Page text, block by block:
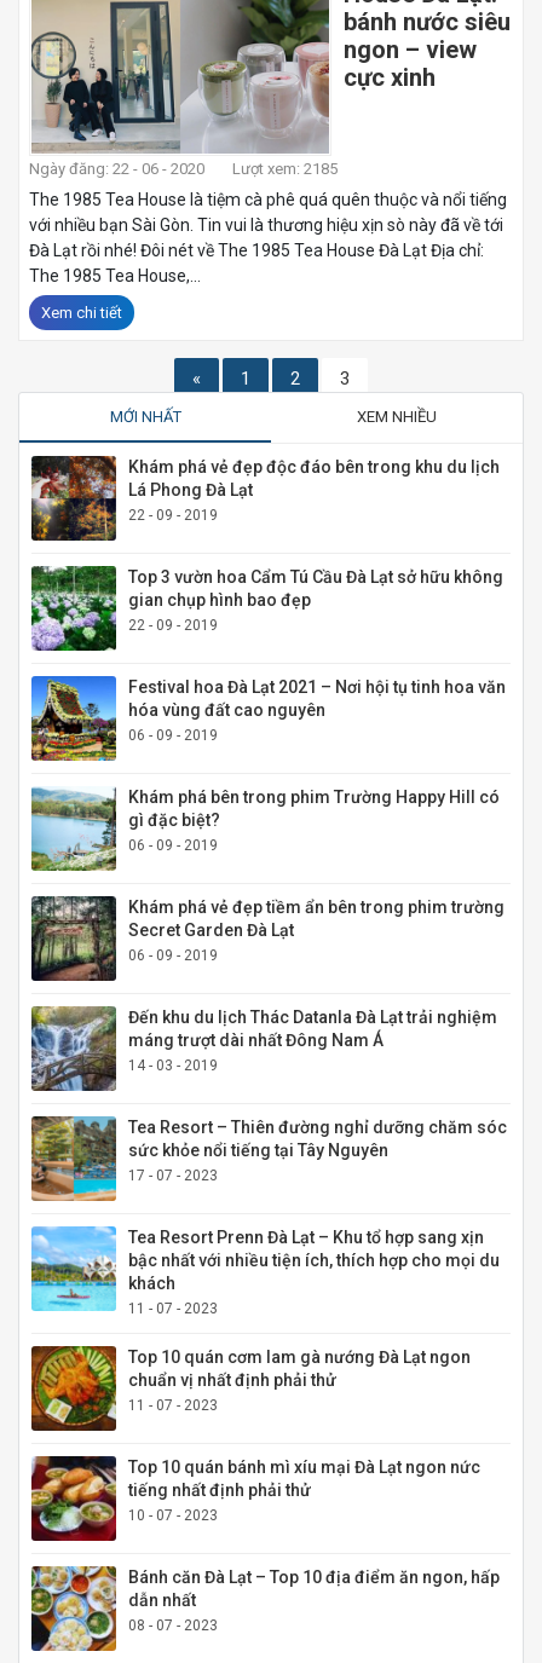
bánh nước siêu
ngon – view
cực xinh
Ngày đăng: 22 - 06 - 2020 Lượt xem: 2185
The 1985 Tea House là tiệm cà phê quá quên thuộc và nổi tiếng
với nhiều bạn Sài Gòn. Tin vui là thương hiệu xịn sò này đã về tới
Đà Lạt rồi nhé! Đôi nét về The 1985 Tea House Đà Lạt Địa chỉ:
The 1985 Tea House,...
Xem chi tiết
« 1 2 3
MỚI NHẤT XEM NHIỀU
Khám phá vẻ đẹp độc đáo bên trong khu du lịch
Lá Phong Đà Lạt
22 - 09 - 2019
Top 3 vườn hoa Cẩm Tú Cầu Đà Lạt sở hữu không
gian chụp hình bao đẹp
22 - 09 - 2019
Festival hoa Đà Lạt 2021 – Nơi hội tụ tinh hoa văn
hóa vùng đất cao nguyên
06 - 09 - 2019
Khám phá bên trong phim Trường Happy Hill có
gì đặc biệt?
06 - 09 - 2019
Khám phá vẻ đẹp tiềm ẩn bên trong phim trường
Secret Garden Đà Lạt
06 - 09 - 2019
Đến khu du lịch Thác Datanla Đà Lạt trải nghiệm
máng trượt dài nhất Đông Nam Á
14 - 03 - 2019
Tea Resort – Thiên đường nghỉ dưỡng chăm sóc
sức khỏe nổi tiếng tại Tây Nguyên
17 - 07 - 2023
Tea Resort Prenn Đà Lạt – Khu tổ hợp sang xịn
bậc nhất với nhiều tiện ích, thích hợp cho mọi du
khách
11 - 07 - 2023
Top 10 quán cơm lam gà nướng Đà Lạt ngon
chuẩn vị nhất định phải thử
11 - 07 - 2023
Top 10 quán bánh mì xíu mại Đà Lạt ngon nức
tiếng nhất định phải thử
10 - 07 - 2023
Bánh căn Đà Lạt – Top 10 địa điểm ăn ngon, hấp
dẫn nhất
08 - 07 - 2023